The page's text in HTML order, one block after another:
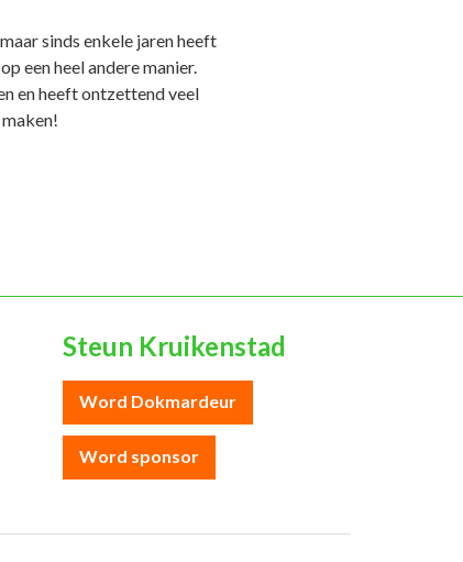
sinds enkele jaren heeft
een heel andere manier.
en heeft ontzettend veel
Steun Kruikenstad
Word Dokmardeur
Word sponsor